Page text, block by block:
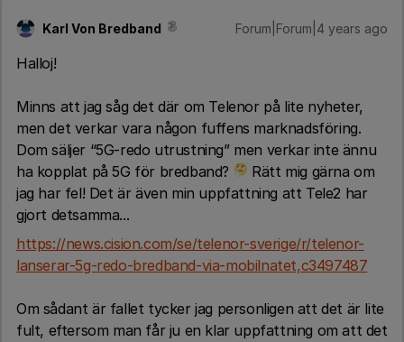
Karl Von Bredband Forum|Forum|4 years ago
Halloj!
Minns att jag såg det där om Telenor på lite nyheter,
men det verkar vara någon fuffens marknadsföring.
Dom säljer “5G-redo utrustning” men verkar inte ännu
ha kopplat på 5G för bredband?
Rätt mig gärna om
jag har fel! Det är även min uppfattning att Tele2 har
gjort detsamma...
https://news.cision.com/se/telenor-sverige/r/telenor-
lanserar-5g-redo-bredband-via-mobilnatet,c3497487
Om sådant är fallet tycker jag personligen att det är lite
fult, eftersom man får ju en klar uppfattning om att det